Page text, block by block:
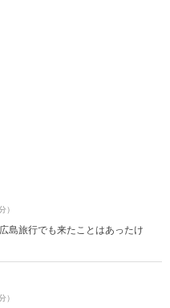
）
島旅行でも来たことはあったけ
）